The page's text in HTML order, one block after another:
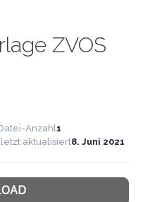
ZVOS
Anzahl1
aktualisiert8. Juni 2021